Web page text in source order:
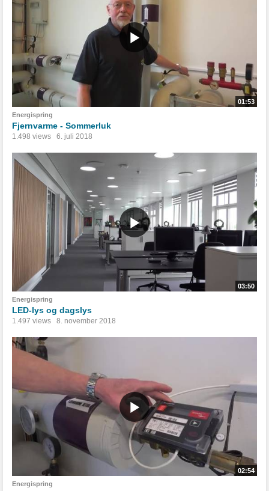
01:53
Energispring
Fjernvarme - Sommerluk
1.498 views 6. juli 2018
03:50
Energispring
LED-lys og dagslys
1.497 views 8. november 2018
02:54
Energispring